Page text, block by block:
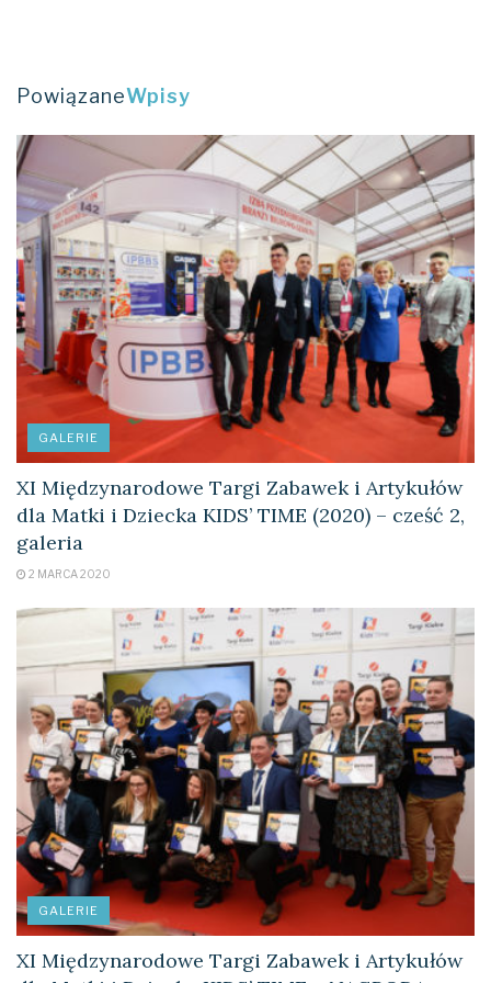
PowiązaneWpisy
GALERIE
XI Międzynarodowe Targi Zabawek i Artykułów
dla Matki i Dziecka KIDS’ TIME (2020) – cześć 2,
galeria
2 MARCA 2020
GALERIE
XI Międzynarodowe Targi Zabawek i Artykułów